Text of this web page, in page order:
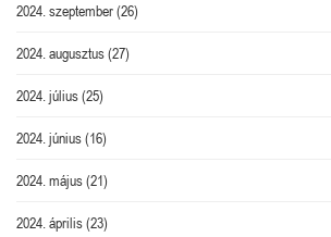
2024. szeptember(26)
2024. augusztus(27)
2024. július(25)
2024. június(16)
2024. május(21)
2024. április(23)